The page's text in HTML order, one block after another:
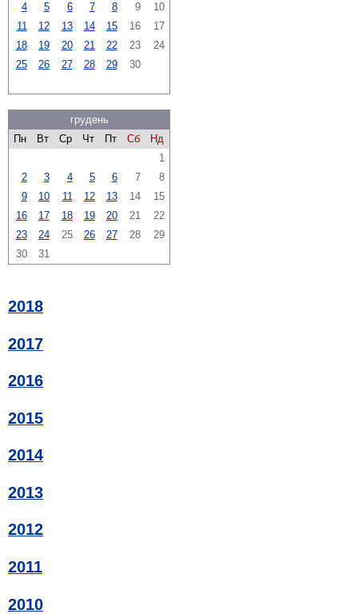
4 5 6 7 8 9
10
11
12 13 14 15 16
17
18
19 20 21 22 23
24
25
26 27 28 29 30
грудень
Пн
Вт Ср Чт Пт Сб
Нд
1
2
3 4 5 6 7
8
9
10 11 12 13 14
15
16
17 18 19 20 21
22
23
24 25 26 27 28
29
30
31
2018
2017
2016
2015
2014
2013
2012
2011
2010